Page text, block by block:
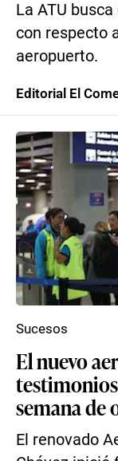
La ATU
con respecto
aeropuerto.
Editorial El
El nuevo
semana de
El renovado
Sucesos